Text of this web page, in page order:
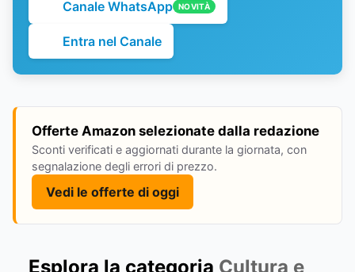
Canale WhatsApp NOVITÀ
Entra nel Canale
Offerte Amazon selezionate dalla redazione
Sconti verificati e aggiornati durante la giornata, con
segnalazione degli errori di prezzo.
Vedi le offerte di oggi
Esplora la categoria Cultura e